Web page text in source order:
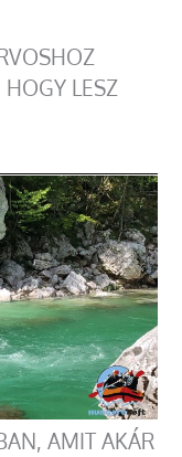
LESZ
AMIT AKÁR